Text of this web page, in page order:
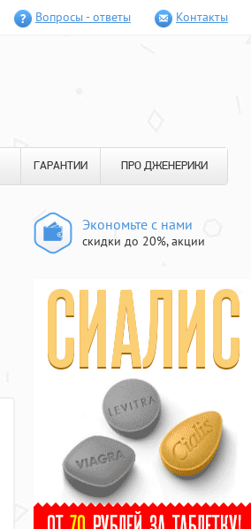
Вопросы - ответы Контакты
ГАРАНТИИ ПРО ДЖЕНЕРИКИ
Экономьте с нами
скидки до 20%, акции